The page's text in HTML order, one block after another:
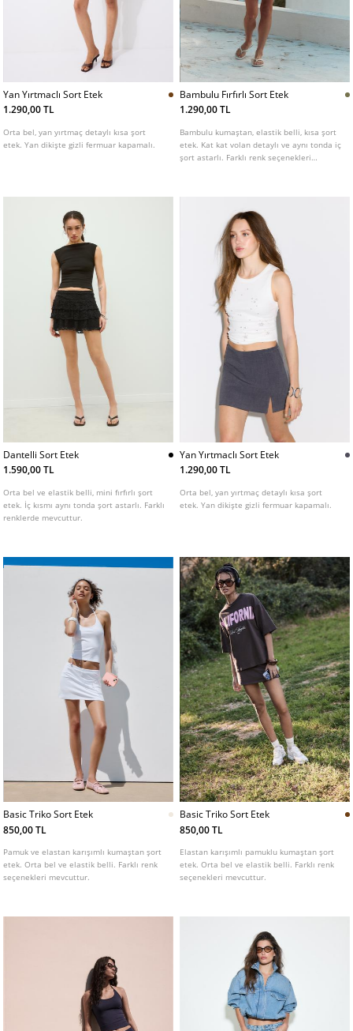
Yan Yırtmaclı Sort Etek
1.290,00 TL
Orta bel, yan yırtmaç detaylı kısa şort
etek. Yan dikişte gizli fermuar kapamalı.
Bambulu Fırfırlı Sort Etek
1.290,00 TL
Bambulu kumaştan, elastik belli, kısa şort
etek. Kat kat volan detaylı ve aynı tonda iç
şort astarlı. Farklı renk seçenekleri
Dantelli Sort Etek
1.590,00 TL
Orta bel ve elastik belli, mini fırfırlı şort
etek. İç kısmı aynı tonda şort astarlı. Farklı
renklerde mevcuttur.
Yan Yırtmaclı Sort Etek
1.290,00 TL
Orta bel, yan yırtmaç detaylı kısa şort
etek. Yan dikişte gizli fermuar kapamalı.
Basic Triko Sort Etek
850,00 TL
Pamuk ve elastan karışımlı kumaştan şort
etek. Orta bel ve elastik belli. Farklı renk
seçenekleri mevcuttur.
Basic Triko Sort Etek
850,00 TL
Elastan karışımlı pamuklu kumaştan şort
etek. Orta bel ve elastik belli. Farklı renk
seçenekleri mevcuttur.